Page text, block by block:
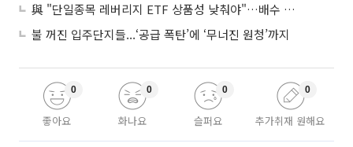
與 "단일종목 레버리지 ETF 상품성 낮춰야"…배수 조정안도 거론
불 꺼진 입주단지들...‘공급 폭탄’에 ‘무너진 원청’까지
좋아요
0
화나요
0
슬퍼요
0
추가취재 원해요
0